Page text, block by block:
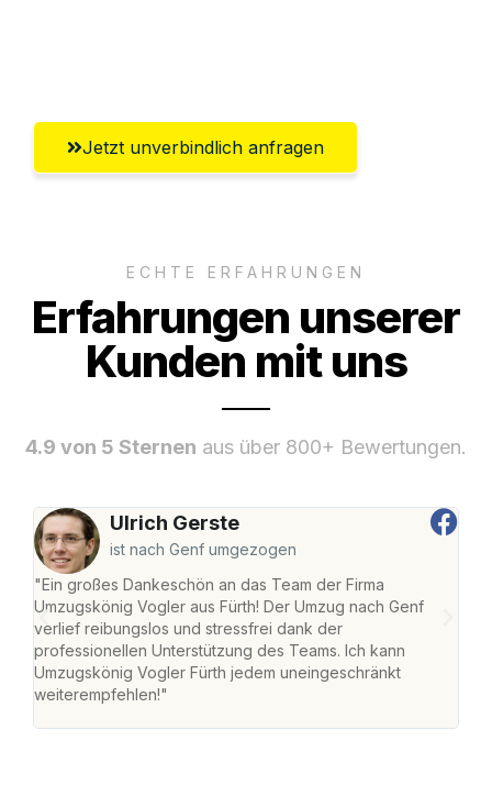
Jetzt unverbindlich anfragen
ECHTE ERFAHRUNGEN
Erfahrungen unserer
Kunden mit uns
4.9 von 5 Sternen aus über 800+ Bewertungen.
Ulrich Gerste
ist nach Genf umgezogen
"Ein großes Dankeschön an das Team der Firma
Umzugskönig Vogler aus Fürth! Der Umzug nach Genf
verlief reibungslos und stressfrei dank der
professionellen Unterstützung des Teams. Ich kann
Umzugskönig Vogler Fürth jedem uneingeschränkt
weiterempfehlen!"